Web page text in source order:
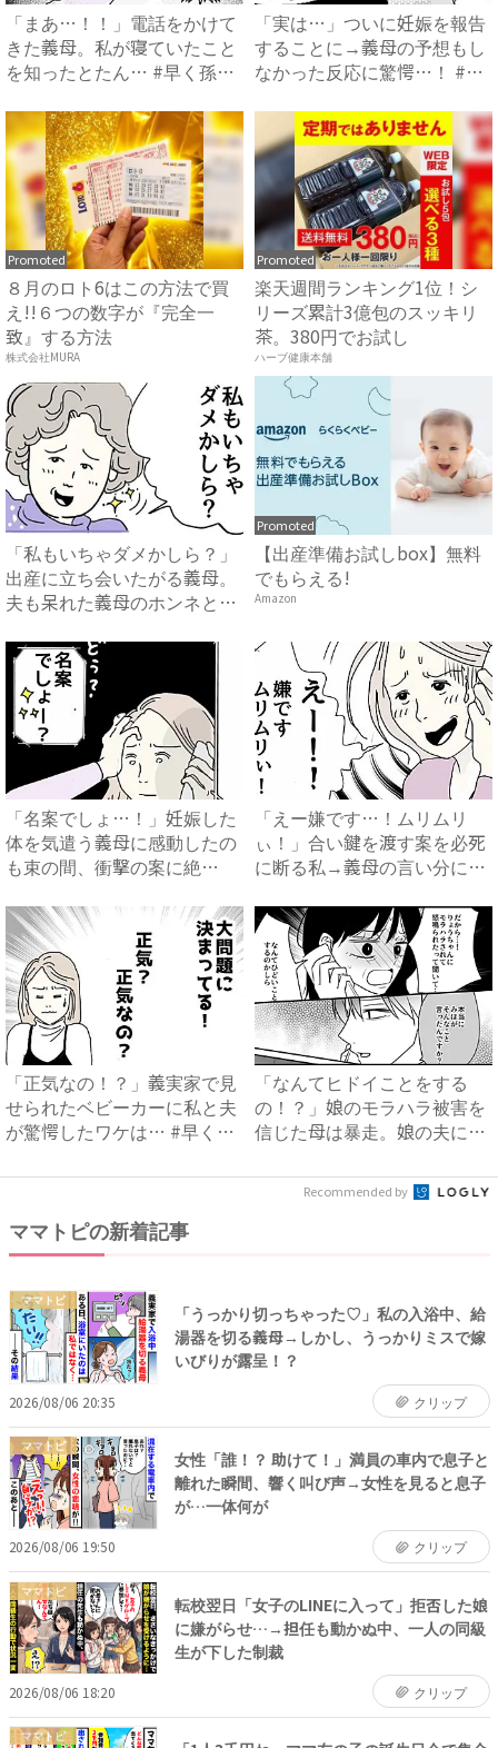
「まあ…！！」電話をかけて
きた義母。私が寝ていたこと
を知ったとたん… #早く孫
「実は…」ついに妊娠を報告
することに→義母の予想もし
なかった反応に驚愕…！ #
Promoted
８月のロト6はこの方法で買
え!!６つの数字が『完全一
致』する方法
株式会社MURA
Promoted
楽天週間ランキング1位！シ
リーズ累計3億包のスッキリ
茶。380円でお試し
ハーブ健康本舗
「私もいちゃダメかしら？」
出産に立ち会いたがる義母。
夫も呆れた義母のホンネと
Promoted
【出産準備お試しbox】無料
でもらえる!
Amazon
「名案でしょ…！」妊娠した
体を気遣う義母に感動したの
も束の間、衝撃の案に絶
「えー嫌です…！ムリムリ
ぃ！」合い鍵を渡す案を必死
に断る私→義母の言い分にあ
「正気なの！？」義実家で見
せられたベビーカーに私と夫
が驚愕したワケは… #早く
「なんてヒドイことをする
の！？」娘のモラハラ被害を
信じた母は暴走。娘の夫に電
Recommended by
ママトピの新着記事
ママトピ
「うっかり切っちゃった♡」私の入浴中、給
湯器を切る義母→しかし、うっかりミスで嫁
いびりが露呈！？
2026/08/06 20:35 クリップ
ママトピ
女性「誰！？ 助けて！」満員の車内で息子と
離れた瞬間、響く叫び声→女性を見ると息子
が…一体何が
2026/08/06 19:50 クリップ
ママトピ
転校翌日「女子のLINEに入って」拒否した娘
に嫌がらせ…→担任も動かぬ中、一人の同級
生が下した制裁
2026/08/06 18:20 クリップ
ママトピ